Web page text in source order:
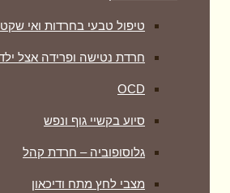
טיפול טבעי בחרדות ואי שקט
חרדת נטישה ופרידה אצל
OCD
סיוע בקשיי גוף ונפש
גלוסופוביה – חרדת קהל
מצבי לחץ מתח ודיכאון